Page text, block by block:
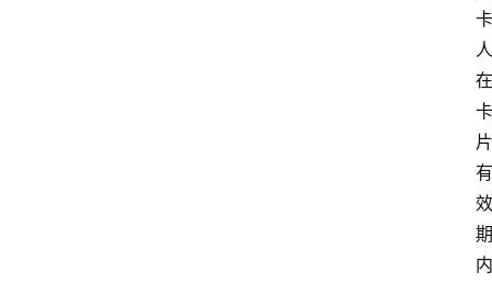
卡
人
在
卡
片
有
效
期
内